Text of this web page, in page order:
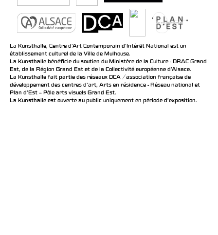
La Kunsthalle, Centre d’Art Contemporain d’Intérêt National est un
établissement culturel de la Ville de Mulhouse.
La Kunsthalle bénéficie du soutien du Ministère de la Culture - DRAC Grand
Est, de la Région Grand Est et de la Collectivité européenne d’Alsace.
La Kunsthalle fait partie des réseaux DCA / association française de
développement des centres d'art, Arts en résidence - Réseau national et
Plan d’Est – Pôle arts visuels Grand Est.
La Kunsthalle est ouverte au public uniquement en période d'exposition.